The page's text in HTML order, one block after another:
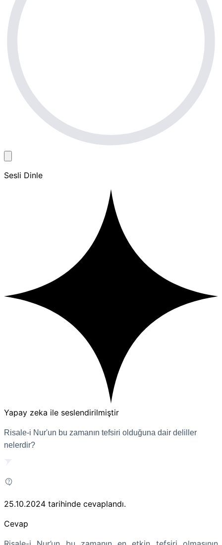
Sesli Dinle
Yapay zeka ile seslendirilmiştir
Risale-i Nur'un bu zamanın tefsiri olduğuna dair deliller
nelerdir?
25.10.2024 tarihinde cevaplandı.
Cevap